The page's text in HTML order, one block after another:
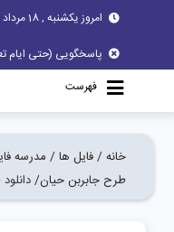
امروز یکشنبه , 18 مرداد 1405
پاسخگویی (حتی ایام
فهرست
خانه / فایل ها / مدرسه
طرح جابربن حیان/